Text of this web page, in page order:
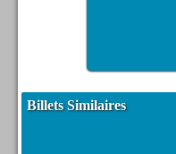
Billets Similaires